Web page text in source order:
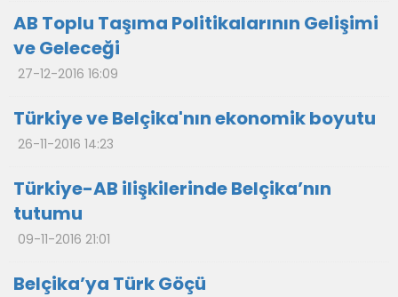
AB Toplu Taşıma Politikalarının Gelişimi
ve Geleceği
27-12-2016 16:09
Türkiye ve Belçika'nın ekonomik boyutu
26-11-2016 14:23
Türkiye-AB ilişkilerinde Belçika’nın
tutumu
09-11-2016 21:01
Belçika’ya Türk Göçü